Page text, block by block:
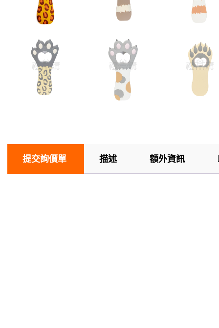
提交詢價單 描述 額外資訊